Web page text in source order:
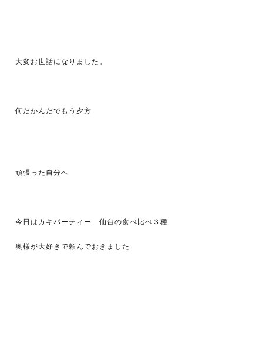
大変お世話になりました。
何だかんだでもう夕方
頑張った自分へ
今日はカキパーティー 仙台の食べ比べ３種
奥様が大好きで頼んでおきました